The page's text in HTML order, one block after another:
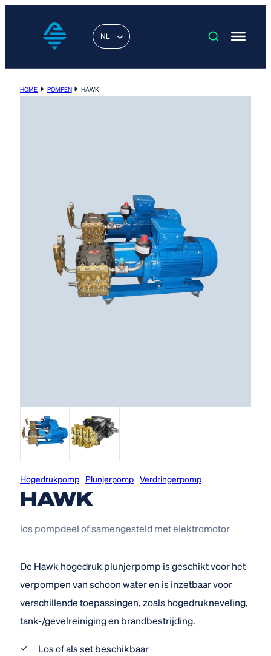
NL
HOME POMPEN HAWK
Hogedruk­pomp Plunjerpomp Verdringerpomp
HAWK
los pompdeel of samengesteld met elektromotor
De Hawk hogedruk plunjerpomp is geschikt voor het
verpompen van schoon water en is inzetbaar voor
verschillende toepassingen, zoals hogedrukneveling,
tank-/gevelreiniging en brandbestrijding.
Los of als set beschikbaar